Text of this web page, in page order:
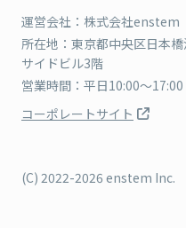
運営会社：株式会社enstem
所在地：東京都中央区日本
サイドビル3階
営業時間：平日10:00〜17:00
コーポレートサイト
(C) 2022-2026 enstem Inc.